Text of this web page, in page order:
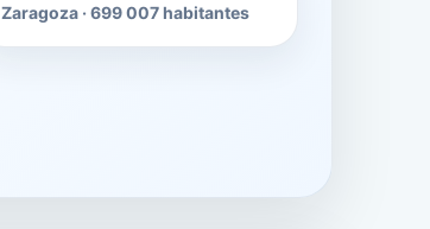
Zaragoza · 699 007 habitantes